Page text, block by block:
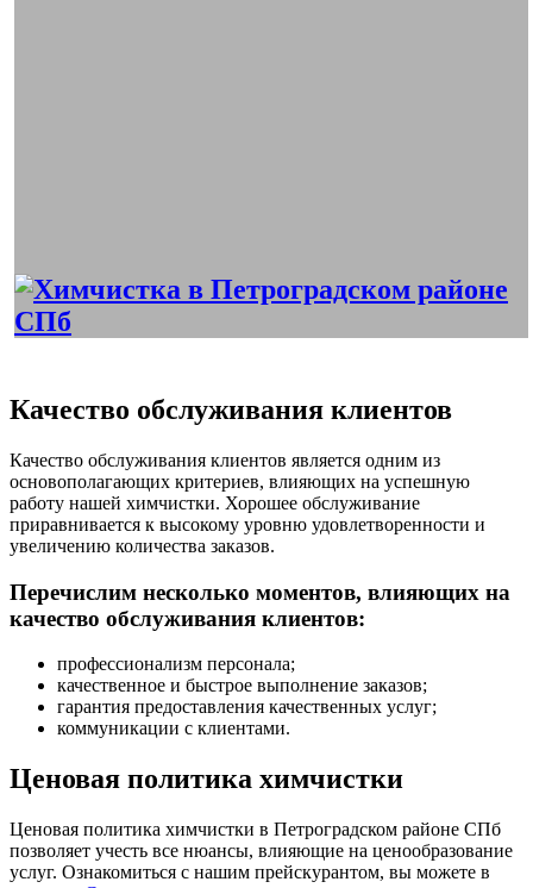
Качество обслуживания клиентов
Качество обслуживания клиентов является одним из
основополагающих критериев, влияющих на успешную
работу нашей химчистки. Хорошее обслуживание
приравнивается к высокому уровню удовлетворенности и
увеличению количества заказов.
Перечислим несколько моментов, влияющих на
качество обслуживания клиентов:
профессионализм персонала;
качественное и быстрое выполнение заказов;
гарантия предоставления качественных услуг;
коммуникации с клиентами.
Ценовая политика химчистки
Ценовая политика химчистки в Петроградском районе СПб
позволяет учесть все нюансы, влияющие на ценообразование
услуг. Ознакомиться с нашим прейскурантом, вы можете в